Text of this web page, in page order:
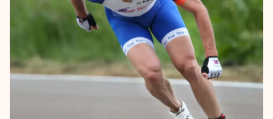
Winacties
Olympische uitslagen
Van Jong tot Goud verhalen